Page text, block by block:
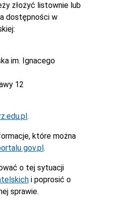
złożyć listownie lub
dostępności w
im. Ignacego
12
.
które można
gov.pl .
o tej sytuacji
i poprosić o
sprawie.